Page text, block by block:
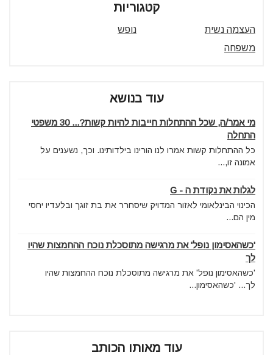
קטגוריות
העצמה נשית
נופש
משפחה
עוד בנושא
מי אמר/ה, שכל ההתחלות חייבות להיות קשות?... 30 משפטי
התחלה
כל ההתחלות קשות אמרו לנו הורינו בילדותינו. וכך, נשענים על
אמונה זו,...
לגלות את נקודת ה - G
הכינוי הבינלאומי לאזור המדויק שיסחרר את בת זוגך ובלעדיו יחסי
מין הם...
'כשהאסימון נופל' את מרגישה מתוסכלת נוכח ההחמצות שהיו
לך
'כשהאסימון נופל' את מרגישה מתוסכלת נוכח ההחמצות שהיו
לך... 'כשהאסימון...
עוד מאותו הכותב